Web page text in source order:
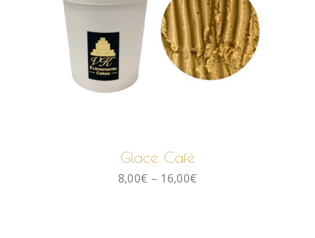
Glace Café
8,00€ – 16,00€